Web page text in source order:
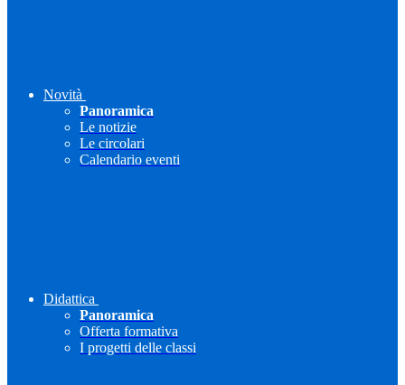
Novità
Panoramica
Le notizie
Le circolari
Calendario eventi
Didattica
Panoramica
Offerta formativa
I progetti delle classi